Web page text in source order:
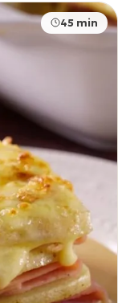
45 min